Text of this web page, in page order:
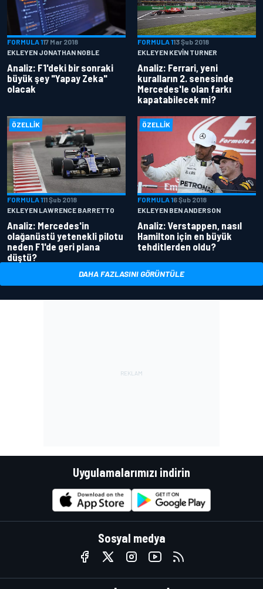
FORMULA 117 Mar 2018
EKLEYEN JONATHAN NOBLE
Analiz: F1'deki bir sonraki
büyük şey "Yapay Zeka"
olacak
FORMULA 113 Şub 2018
EKLEYEN KEVIN TURNER
Analiz: Ferrari, yeni
kuralların 2. senesinde
Mercedes'le olan farkı
kapatabilecek mi?
ÖZELLIK
FORMULA 111 Şub 2018
EKLEYEN LAWRENCE BARRETTO
Analiz: Mercedes'in
olağanüstü yetenekli pilotu
neden F1'de geri plana
düştü?
ÖZELLIK
FORMULA 16 Şub 2018
EKLEYEN BEN ANDERSON
Analiz: Verstappen, nasıl
Hamilton için en büyük
tehditlerden oldu?
DAHA FAZLASINI GÖRÜNTÜLE
Uygulamalarımızı indirin
Sosyal medya